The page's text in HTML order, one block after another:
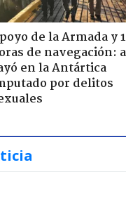
de la Armada y
de navegación:
en la Antártica
por delitos